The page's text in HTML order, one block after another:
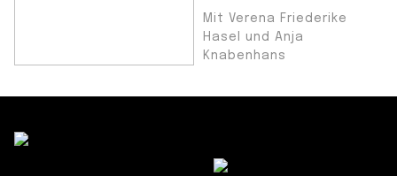
Mit Verena Friederike
Hasel und Anja
Knabenhans